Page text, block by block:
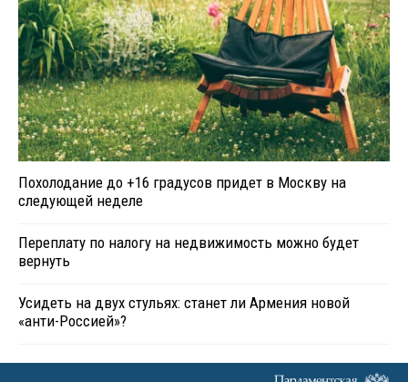
Похолодание до +16 градусов придет в Москву на
следующей неделе
Переплату по налогу на недвижимость можно будет
вернуть
Усидеть на двух стульях: станет ли Армения новой
«анти-Россией»?